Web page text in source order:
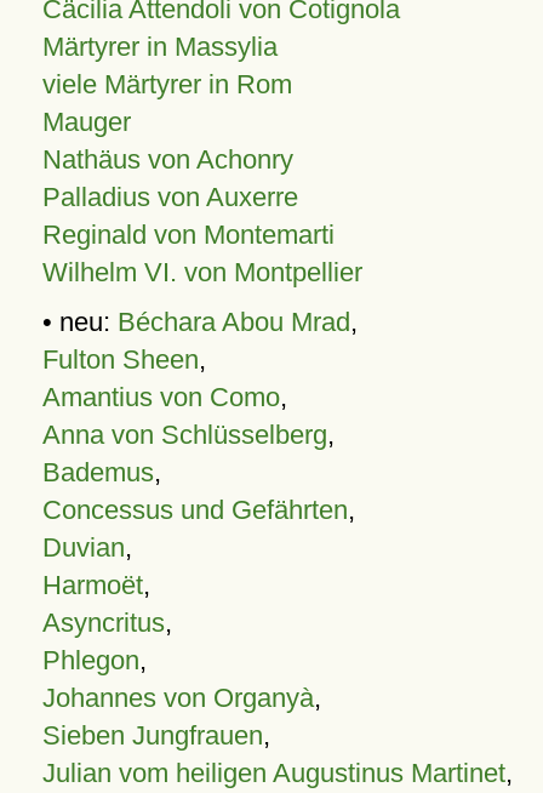
Cäcilia Attendoli von Cotignola
Märtyrer in Massylia
viele Märtyrer in Rom
Mauger
Nathäus von Achonry
Palladius von Auxerre
Reginald von Montemarti
Wilhelm VI. von Montpellier
• neu: Béchara Abou Mrad,
Fulton Sheen,
Amantius von Como,
Anna von Schlüsselberg,
Bademus,
Concessus und Gefährten,
Duvian,
Harmoët,
Asyncritus,
Phlegon,
Johannes von Organyà,
Sieben Jungfrauen,
Julian vom heiligen Augustinus Martinet,